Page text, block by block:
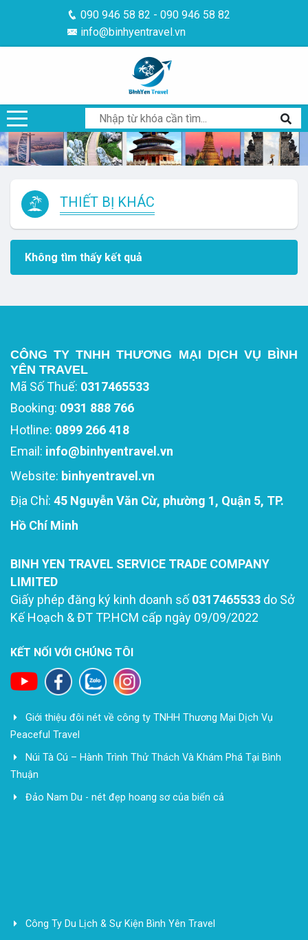
090 946 58 82 - 090 946 58 82
info@binhyentravel.vn
THIẾT BỊ KHÁC
Không tìm thấy kết quả
CÔNG TY TNHH THƯƠNG MẠI DỊCH VỤ BÌNH
YÊN TRAVEL
Mã Số Thuế: 0317465533
Booking: 0931 888 766
Hotline: 0899 266 418
Email: info@binhyentravel.vn
Website: binhyentravel.vn
Địa Chỉ: 45 Nguyễn Văn Cừ, phường 1, Quận 5, TP.
Hồ Chí Minh
BINH YEN TRAVEL SERVICE TRADE COMPANY
LIMITED
Giấy phép đăng ký kinh doanh số 0317465533 do Sở
Kế Hoạch & ĐT TP.HCM cấp ngày 09/09/2022
KẾT NỐI VỚI CHÚNG TÔI
Giới thiệu đôi nét về công ty TNHH Thương Mại Dịch Vụ
Peaceful Travel
Núi Tà Cú – Hành Trình Thử Thách Và Khám Phá Tại Bình
Thuận
Đảo Nam Du - nét đẹp hoang sơ của biển cả
Công Ty Du Lịch & Sự Kiện Bình Yên Travel